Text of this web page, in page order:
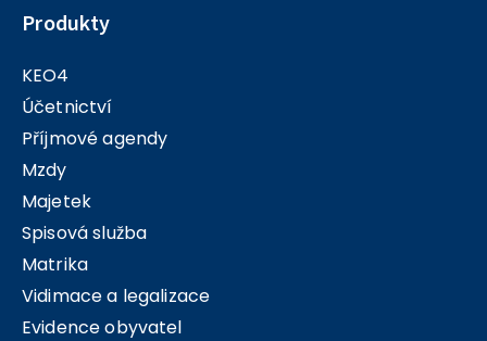
Produkty
KEO4
Účetnictví
Příjmové agendy
Mzdy
Majetek
Spisová služba
Matrika
Vidimace a legalizace
Evidence obyvatel